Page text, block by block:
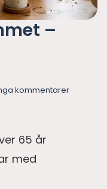
–
kommentarer
65 år
med